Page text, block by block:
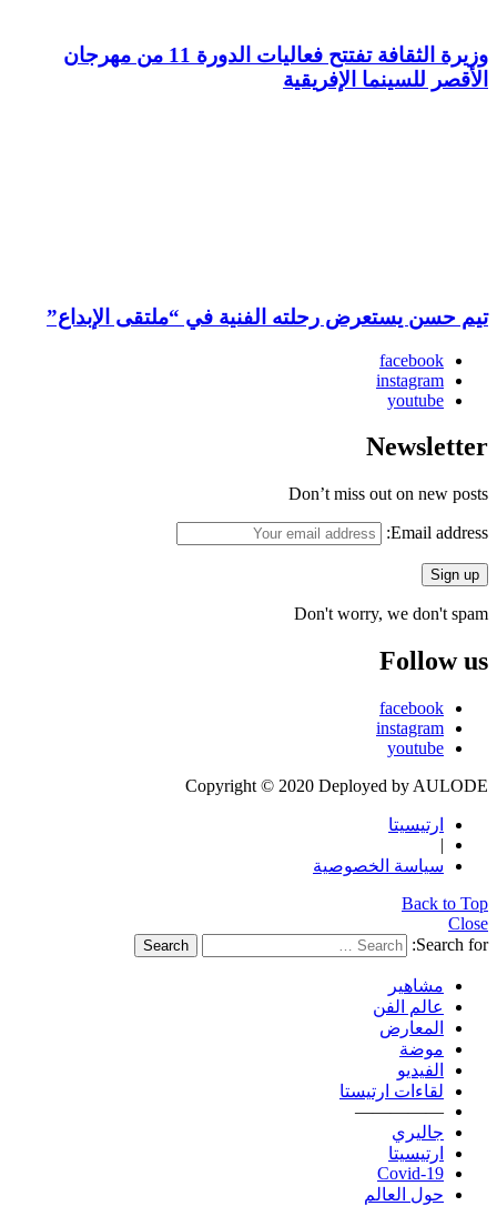
وزيرة الثقافة تفتتح فعاليات الدورة 11 من مهرجان
الأقصر للسينما الإفريقية
تيم حسن يستعرض رحلته الفنية في “ملتقى الإبداع”
facebook
instagram
youtube
Newsletter
Don’t miss out on new posts
Email address:
Don't worry, we don't spam
Follow us
facebook
instagram
youtube
Copyright © 2020 Deployed by AULODE
ارتيسيتا
|
سياسة الخصوصية
Back to Top
Close
Search for:
Search
مشاهير
عالم الفن
المعارض
موضة
الفيديو
لقاءات ارتيستا
—————
جاليري
ارتيسيتا
Covid-19
حول العالم